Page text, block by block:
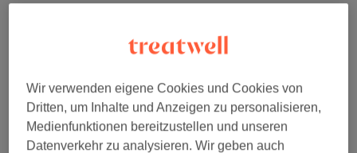
Freitag
10:00– 20:00
Samstag
10:00–16:00
Sonntag
Geschlossen
Wir verwenden eigene Cookies und Cookies von
Dritten, um Inhalte und Anzeigen zu personalisieren,
Medienfunktionen bereitzustellen und unseren
Datenverkehr zu analysieren. Wir geben auch